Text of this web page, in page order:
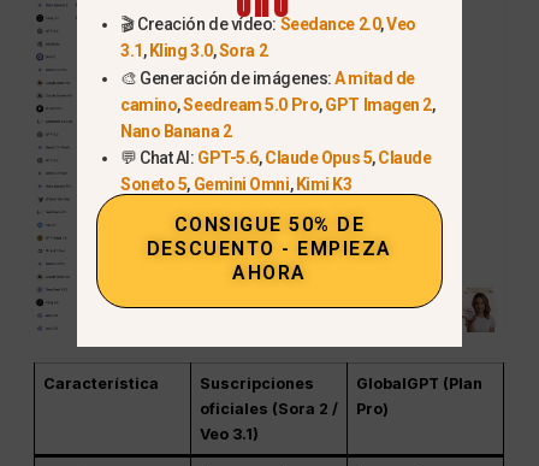
Característica
Suscripciones
oficiales (Sora 2 /
Veo 3.1)
GlobalGPT (Plan
Pro)
🎬 Creación de vídeo: Seedance 2.0,Veo
3.1, Kling 3.0,Sora 2
🎨 Generación de imágenes:A mitad de
camino,Seedream 5.0 Pro,GPT Imagen 2,
Nano Banana 2
💬 Chat AI: GPT-5.6,Claude Opus 5,Claude
Soneto 5, Gemini Omni, Kimi K3
CONSIGUE 50% DE
DESCUENTO - EMPIEZA
AHORA